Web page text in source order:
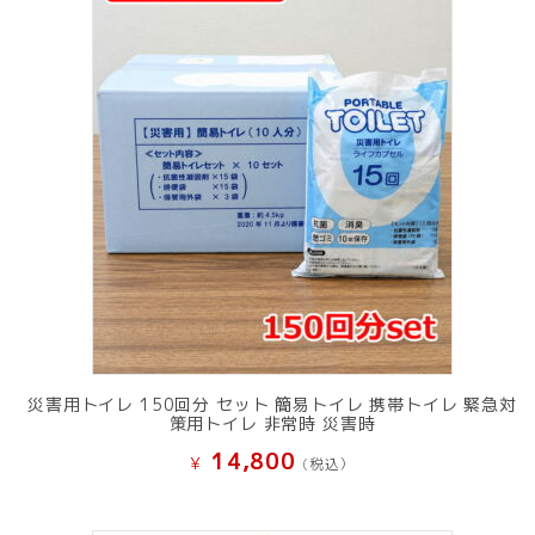
災害用トイレ 150回分 セット 簡易トイレ 携帯トイレ 緊急対
策用トイレ 非常時 災害時
¥ 14,800 (税込）